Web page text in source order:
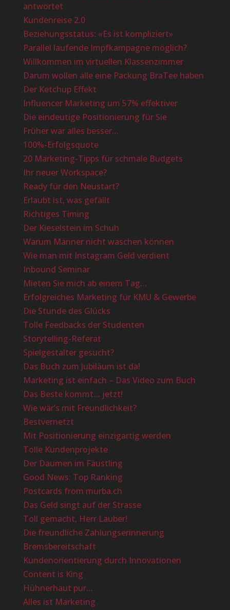
antwortet
Kundenreise 2.0
Beziehungsstatus: «Es ist kompliziert»
Parallel laufende Impfkampagne möglich?
Willkommen im virtuellen Klassenzimmer
Darum wollen alle eine Packung BraTee haben
Der Ketchup Effekt
Influencer Marketing um 57% effektiver
Die eindeutige Positionierung für Sie
Früher war alles besser…
100%-Erfolgsquote
20 Marketing-Tipps für schmale Budgets
Ihr neuer Workspace?
Ready für den Neustart?
Erlaubt ist, was gefällt
Richtiges Timing
Der Kieselstein im Schuh
Warum Männer nicht waschen können
Wie man mit Instagram Geld verdient
Inbound Seminar
Mieten Sie mich ab einem Tag…
Erfolgreiches Marketing für KMU & Gewerbe
Die Stunde des Glücks
Tolle Feedbacks der Studenten
Storytelling-Referat
Spielgestalter gesucht?
Das Buch zum Jubiläum ist da!
Marketing ist einfach – Das Video zum Buch
Das Beste kommt… jetzt!
Wie wär’s mit Freundlichkeit?
Bestvernetzt
Mit Positionierung einzigartig werden
Tolle Kundenprojekte
Der Daumen im Fäustling
Good News: Top Ranking
Postcards from murba.ch
Das Geld singt auf der Strasse
Toll gemacht, Herr Lauber!
Die freundliche Zahlungserinnerung
Bremsbereitschaft
Kundenorientierung durch Innovationen
Content is King
Hühnerhaut pur…
Alles ist Marketing